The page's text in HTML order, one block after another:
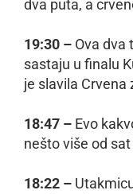
dva puta, a
19:30 – Ova dva
sastaju u finalu
je slavila Crvena
18:47 – Evo
nešto više od
18:22 –